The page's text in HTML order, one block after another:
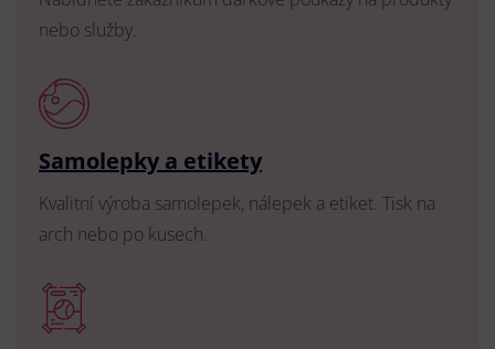
nebo služby.
Samolepky a etikety
Kvalitní výroba samolepek, nálepek a etiket. Tisk na
arch nebo po kusech.